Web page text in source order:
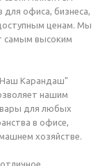
офиса, бизнеса,
ценам. Мы
самым высоким
Карандаш"
нашим
для любых
в офисе,
хозяйстве.